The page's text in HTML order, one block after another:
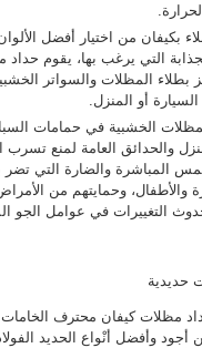
بكيفان من اختيار أفضل
التي يرغب بها، يقوم
بطلاء المظلات والسواتر
أو المنزل.
الخشبية في حمامات
والحدائق العامة لمنع تسرب
المباشرة والضارة التي تضر
والأطفال، وحمايتهم من
التغييرات في عوامل الجو
حديدية
مظلات كيفان محترف الخامات
أجود وأفضل أنْواع الحديد